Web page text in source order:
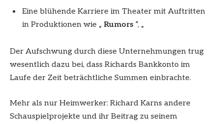
Eine blühende Karriere im Theater mit Auftritten
in Produktionen wie „ Rumors “, „
Der Aufschwung durch diese Unternehmungen trug
wesentlich dazu bei, dass Richards Bankkonto im
Laufe der Zeit beträchtliche Summen einbrachte.
Mehr als nur Heimwerker: Richard Karns andere
Schauspielprojekte und ihr Beitrag zu seinem